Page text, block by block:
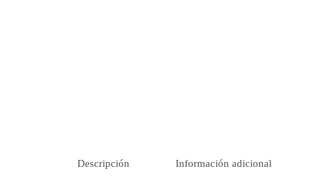
Descripción Información adicional